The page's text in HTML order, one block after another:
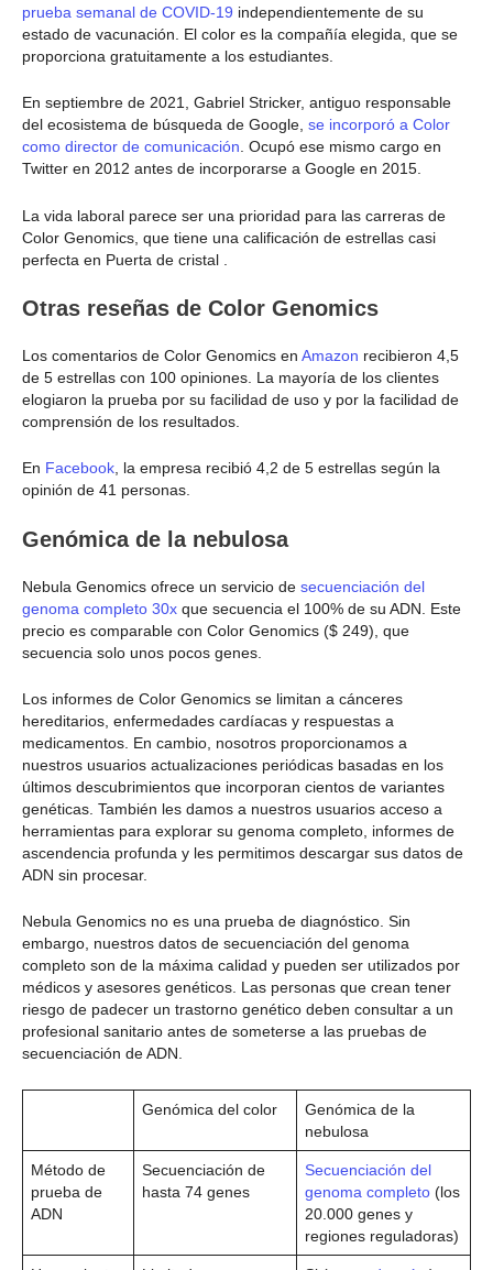
prueba semanal de COVID-19 independientemente de su
estado de vacunación. El color es la compañía elegida, que se
proporciona gratuitamente a los estudiantes.
En septiembre de 2021, Gabriel Stricker, antiguo responsable
del ecosistema de búsqueda de Google, se incorporó a Color
como director de comunicación . Ocupó ese mismo cargo en
Twitter en 2012 antes de incorporarse a Google en 2015.
La vida laboral parece ser una prioridad para las carreras de
Color Genomics, que tiene una calificación de estrellas casi
perfecta en Puerta de cristal .
Otras reseñas de Color Genomics
Los comentarios de Color Genomics en Amazon recibieron 4,5
de 5 estrellas con 100 opiniones. La mayoría de los clientes
elogiaron la prueba por su facilidad de uso y por la facilidad de
comprensión de los resultados.
En Facebook, la empresa recibió 4,2 de 5 estrellas según la
opinión de 41 personas.
Genómica de la nebulosa
Nebula Genomics ofrece un servicio de secuenciación del
genoma completo 30x que secuencia el 100% de su ADN. Este
precio es comparable con Color Genomics ($ 249), que
secuencia solo unos pocos genes.
Los informes de Color Genomics se limitan a cánceres
hereditarios, enfermedades cardíacas y respuestas a
medicamentos. En cambio, nosotros proporcionamos a
nuestros usuarios actualizaciones periódicas basadas en los
últimos descubrimientos que incorporan cientos de variantes
genéticas. También les damos a nuestros usuarios acceso a
herramientas para explorar su genoma completo, informes de
ascendencia profunda y les permitimos descargar sus datos de
ADN sin procesar.
Nebula Genomics no es una prueba de diagnóstico. Sin
embargo, nuestros datos de secuenciación del genoma
completo son de la máxima calidad y pueden ser utilizados por
médicos y asesores genéticos. Las personas que crean tener
riesgo de padecer un trastorno genético deben consultar a un
profesional sanitario antes de someterse a las pruebas de
secuenciación de ADN.
Genómica del color
Genómica de la
nebulosa
Método de
prueba de
ADN
Secuenciación de
hasta 74 genes
Secuenciación del
genoma completo (los
20.000 genes y
regiones reguladoras)